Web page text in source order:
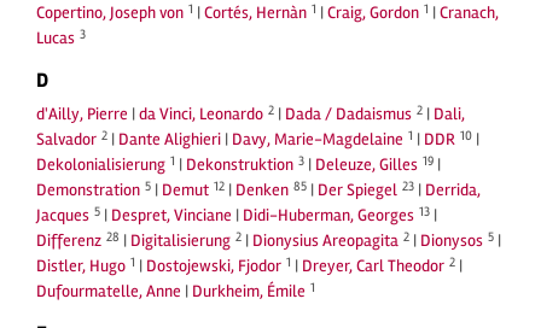
Copertino, Joseph von 1 |Cortés, Hernàn 1 |Craig, Gordon 1 |Cranach,
Lucas 3
D
d'Ailly, Pierre |da Vinci, Leonardo 2 | Dada / Dadaismus 2 | Dali,
Salvador 2 | Dante Alighieri | Davy, Marie-Magdelaine 1 | DDR 10 |
Dekolonialisierung 1 | Dekonstruktion 3 | Deleuze, Gilles 19 |
Demonstration 5 | Demut 12 | Denken 85 | Der Spiegel 23 | Derrida,
Jacques 5 | Despret, Vinciane | Didi-Huberman, Georges 13 |
Differenz 28 | Digitalisierung 2 | Dionysius Areopagita 2 | Dionysos 5 |
Distler, Hugo 1 | Dostojewski, Fjodor 1 | Dreyer, Carl Theodor 2 |
Dufourmatelle, Anne | Durkheim, Émile 1